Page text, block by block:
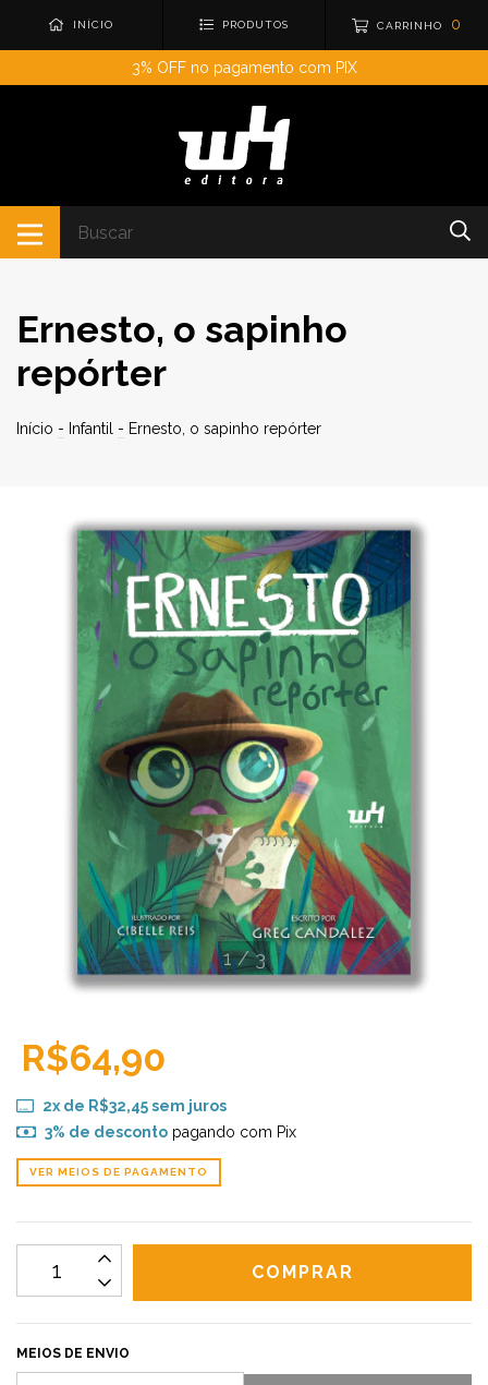
INÍCIO PRODUTOS CARRINHO 0
3% OFF no pagamento com PIX
Ernesto, o sapinho
repórter
Início - Infantil - Ernesto, o sapinho repórter
1/3
R$64,90
2x de R$32,45sem juros
3% de descontopagando com Pix
VER MEIOS DE PAGAMENTO
MEIOS DE ENVIO